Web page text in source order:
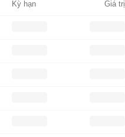
Kỳ hạn Giá trị